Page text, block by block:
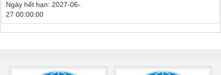
Ngày hết hạn: 2027-06-
27 00:00:00